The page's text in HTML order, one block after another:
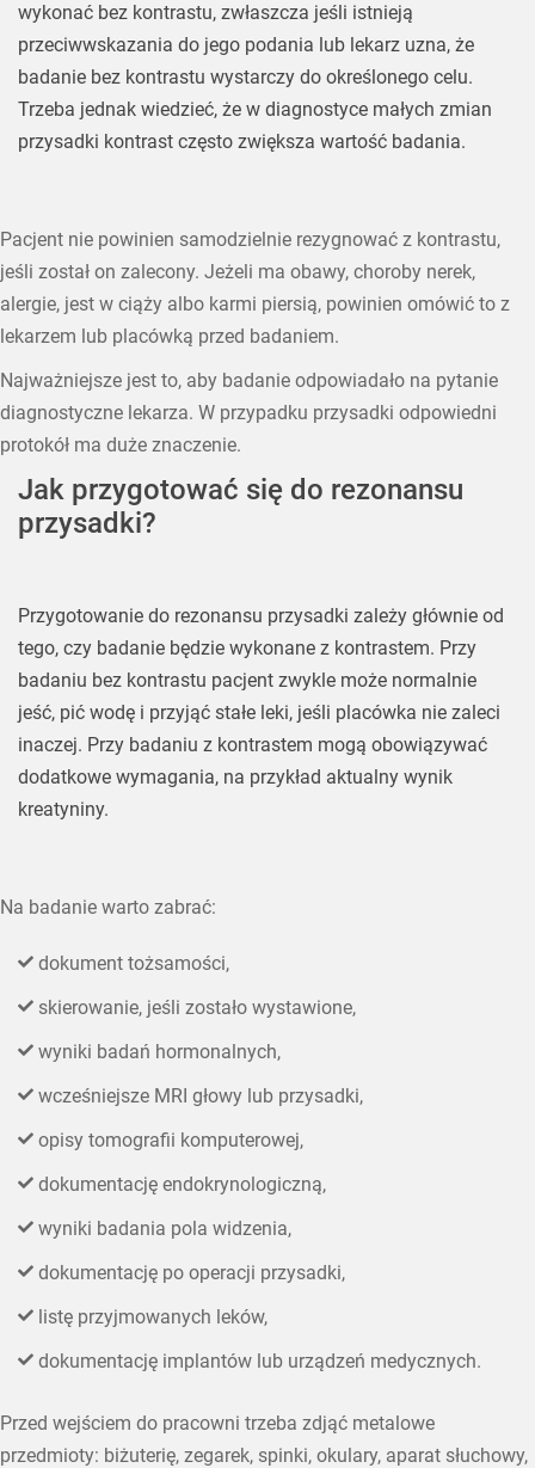
wykonać bez kontrastu, zwłaszcza jeśli istnieją
przeciwwskazania do jego podania lub lekarz uzna, że
badanie bez kontrastu wystarczy do określonego celu.
Trzeba jednak wiedzieć, że w diagnostyce małych zmian
przysadki kontrast często zwiększa wartość badania.
Pacjent nie powinien samodzielnie rezygnować z kontrastu,
jeśli został on zalecony. Jeżeli ma obawy, choroby nerek,
alergie, jest w ciąży albo karmi piersią, powinien omówić to z
lekarzem lub placówką przed badaniem.
Najważniejsze jest to, aby badanie odpowiadało na pytanie
diagnostyczne lekarza. W przypadku przysadki odpowiedni
protokół ma duże znaczenie.
Jak przygotować się do rezonansu
przysadki?
Przygotowanie do rezonansu przysadki zależy głównie od
tego, czy badanie będzie wykonane z kontrastem. Przy
badaniu bez kontrastu pacjent zwykle może normalnie
jeść, pić wodę i przyjąć stałe leki, jeśli placówka nie zaleci
inaczej. Przy badaniu z kontrastem mogą obowiązywać
dodatkowe wymagania, na przykład aktualny wynik
kreatyniny.
Na badanie warto zabrać:
dokument tożsamości,
skierowanie, jeśli zostało wystawione,
wyniki badań hormonalnych,
wcześniejsze MRI głowy lub przysadki,
opisy tomografii komputerowej,
dokumentację endokrynologiczną,
wyniki badania pola widzenia,
dokumentację po operacji przysadki,
listę przyjmowanych leków,
dokumentację implantów lub urządzeń medycznych.
Przed wejściem do pracowni trzeba zdjąć metalowe
przedmioty: biżuterię, zegarek, spinki, okulary, aparat słuchowy,